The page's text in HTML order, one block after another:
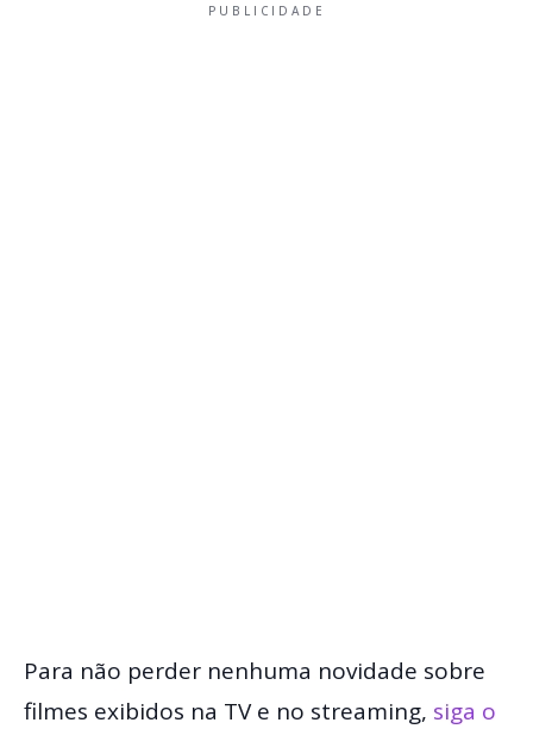
PUBLICIDADE
Para não perder nenhuma novidade sobre
filmes exibidos na TV e no streaming, siga o